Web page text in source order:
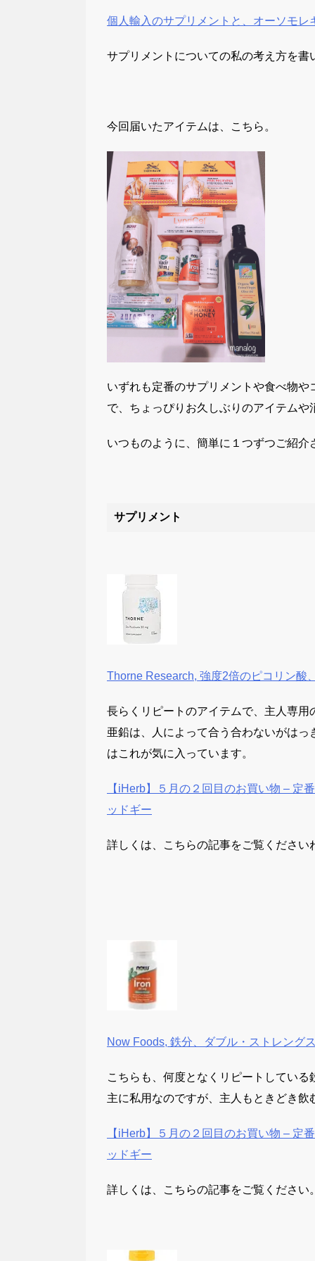
個人輸入のサプリメントと、オーソモレ
サプリメントについての私の考え方を書
今回届いたアイテムは、こちら。
いずれも定番のサプリメントや食べ物
で、ちょっぴりお久しぶりのアイテム
いつものように、簡単に１つずつご紹介
サプリメント
Thorne Research, 強度2倍のピコリン酸
長らくリピートのアイテムで、主人専用
亜鉛は、人によって合う合わないがは
はこれが気に入っています。
【iHerb】５月の２回目のお買い物 – 定
ッドギー
詳しくは、こちらの記事をご覧ください
Now Foods, 鉄分、ダブル・ストレング
こちらも、何度となくリピートしている
主に私用なのですが、主人もときどき
【iHerb】５月の２回目のお買い物 – 定
ッドギー
詳しくは、こちらの記事をご覧ください